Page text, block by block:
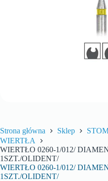
Strona główna Sklep
WIERTŁA
WIERTŁO 0260-1/012/
1SZT./OLIDENT/
WIERTŁO 0260-1/012/
1SZT./OLIDENT/